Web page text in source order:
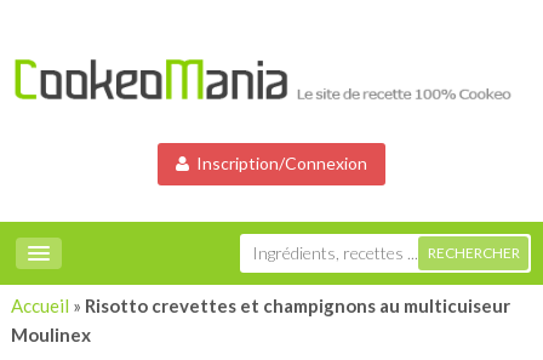
Inscription/Connexion
Accueil » Risotto crevettes et champignons au multicuiseur
Moulinex